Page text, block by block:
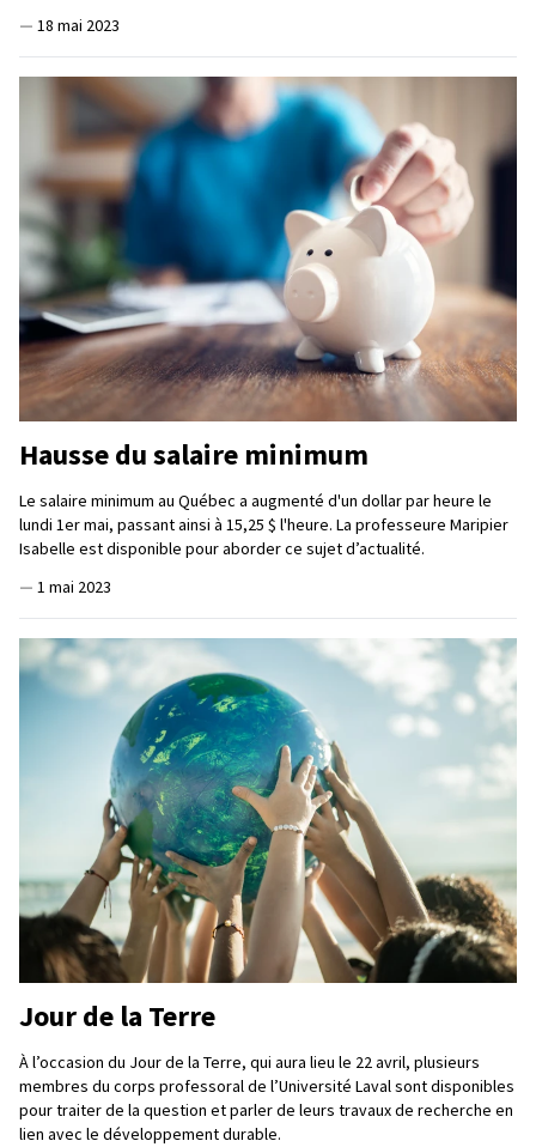
— 18 mai 2023
Hausse du salaire minimum
Le salaire minimum au Québec a augmenté d'un dollar par heure le
lundi 1er mai, passant ainsi à 15,25 $ l'heure. La professeure Maripier
Isabelle est disponible pour aborder ce sujet d’actualité.
— 1 mai 2023
Jour de la Terre
À l’occasion du Jour de la Terre, qui aura lieu le 22 avril, plusieurs
membres du corps professoral de l’Université Laval sont disponibles
pour traiter de la question et parler de leurs travaux de recherche en
lien avec le développement durable.